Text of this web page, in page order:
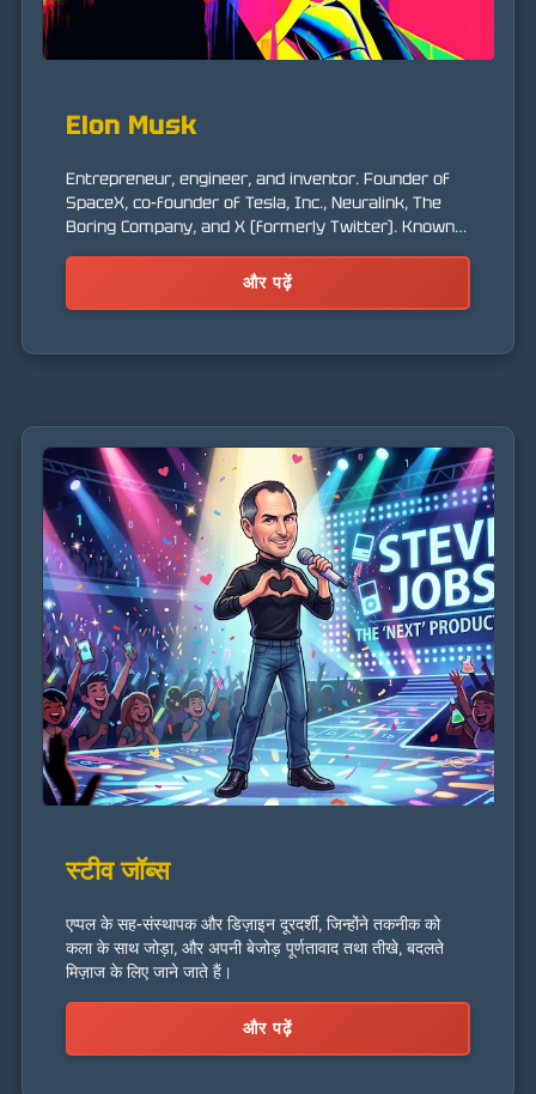
Elon Musk
Entrepreneur, engineer, and inventor. Founder of
SpaceX, co-founder of Tesla, Inc., Neuralink, The
Boring Company, and X (formerly Twitter). Known
colonization of Mars, electrification of transport,
and the implementation of artificial intelligence.
और पढ़ें
स्टीव जॉब्स
एप्पल के सह-संस्थापक और डिज़ाइन दूरदर्शी, जिन्होंने तकनीक को
कला के साथ जोड़ा, और अपनी बेजोड़ पूर्णतावाद तथा तीखे, बदलते
मिज़ाज के लिए जाने जाते हैं।
और पढ़ें